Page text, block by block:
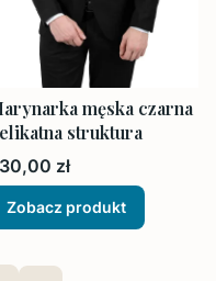
męska czarna
struktura
zł
Zobacz produkt